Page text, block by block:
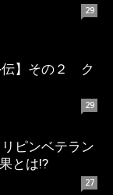
29
伝】その２ ク
29
ピンベテラン
とは!?
27